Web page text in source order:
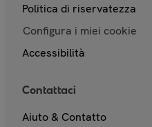
Politica di riservatezza
Configura i miei cookie
Accessibilità
Contattaci
Aiuto & Contatto